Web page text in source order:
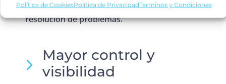
Política de CookiesPolítica de PrivacidadTérminos y Condiciones
colaboración entre departamentos y la
resolución de problemas.
Mayor control y
visibilidad